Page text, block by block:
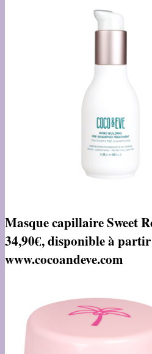
Masque capillaire Sweet
34,90€, disponible à
www.cocoandeve.com